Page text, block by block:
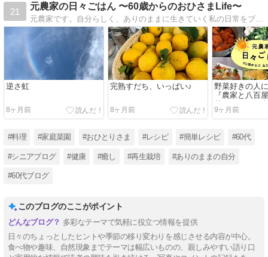
21
元農家の日々ごはん 〜60歳からのおひさまLife〜
元農家です。自分らしく、ありのままに生きていく私の日常をブログに書いていきたいと思います。記事内容は、料理、プランター栽培、再生栽培などなど。ぜひ一度見てくださいね！
逆さ虹
8ヶ月前
完熟すだち、いっぱい♪
8ヶ月前
野菜好きの人
『農家と八百
菜まるごと！
ピ』発売のお
9ヶ月前
#料理 #家庭菜園 #おひとりさま #レシピ #簡単レシピ #60代
#シニアブログ #健康 #癒し #再生栽培 #ありのままの自分
#60代ブログ
このブログのここがポイント
多彩なテーマで気軽に役立つ情報を提供
日々のちょっとしたヒントや季節の移り変わりを感じさせる内容が中心。
食べ物や趣味、自然現象までテーマは幅広いものの、親しみやすい語り口